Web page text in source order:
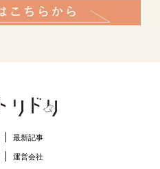
最新記事
運営会社